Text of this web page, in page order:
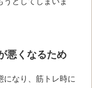
悪くなるため
になり、筋トレ時に